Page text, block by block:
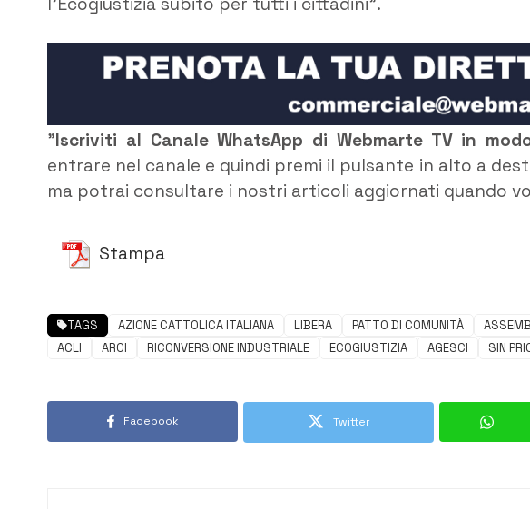
”Iscriviti al Canale WhatsApp di Webmarte TV in
entrare nel canale e quindi premi il pulsante in alto a
ma potrai consultare i nostri articoli aggiornati quando
Stampa
TAGS AZIONE CATTOLICA ITALIANA LIBERA PATTO DI COMUNITÀ
ACLI
ARCI RICONVERSIONE INDUSTRIALE ECOGIUSTIZIA AGESCI SIN
Facebook Twitter